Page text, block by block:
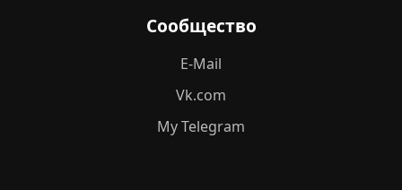
Сообщество
E-Mail
Vk.com
My Telegram